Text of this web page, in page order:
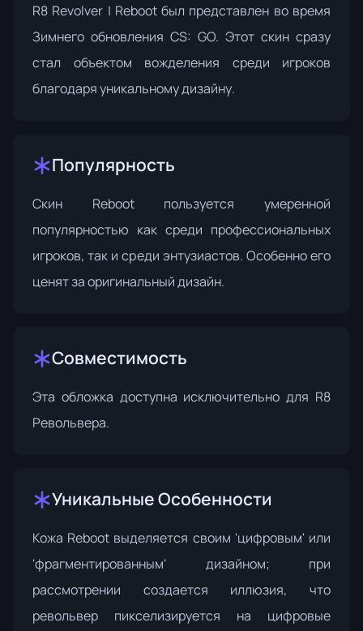
R8 Revolver | Reboot был представлен во время
Зимнего обновления CS: GO. Этот скин сразу
стал объектом вожделения среди игроков
благодаря уникальному дизайну.
Популярность
Скин Reboot пользуется умеренной
популярностью как среди профессиональных
игроков, так и среди энтузиастов. Особенно его
ценят за оригинальный дизайн.
Совместимость
Эта обложка доступна исключительно для R8
Револьвера.
Уникальные Особенности
Кожа Reboot выделяется своим 'цифровым' или
'фрагментированным' дизайном; при
рассмотрении создается иллюзия, что
револьвер пикселизируется на цифровые